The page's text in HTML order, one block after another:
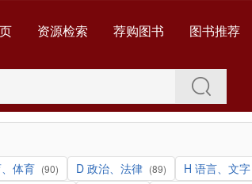
资源检索 荐购图书 图书推荐
体育 (90) D 政治、法律 (89) H 语言、文字